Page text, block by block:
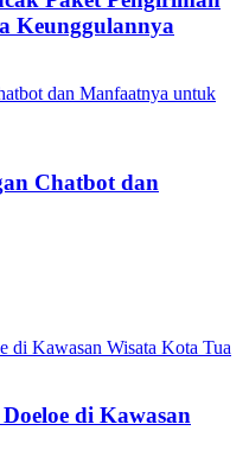
Keunggulannya
Chatbot dan
di Kawasan